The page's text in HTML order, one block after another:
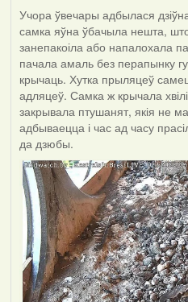
Учора ўвечары адбылася
самка яўна ўбачыла нешта,
занепакоіла або напалохала
пачала амаль без перапынку
крычаць. Хутка прыляцеў
адляцеў. Самка ж крычала
закрывала птушанят, якія не
адбываецца і час ад часу
да дзюбы.